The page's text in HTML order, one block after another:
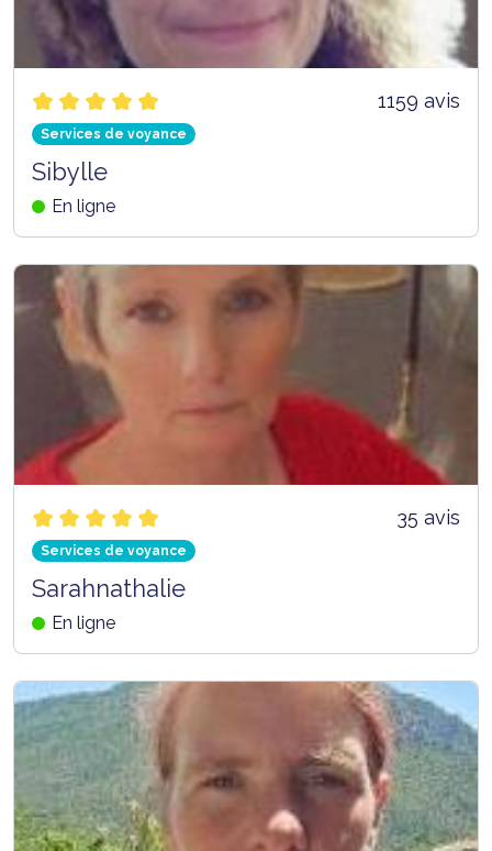
1159 avis
Services de voyance
Sibylle
En ligne
35 avis
Services de voyance
Sarahnathalie
En ligne